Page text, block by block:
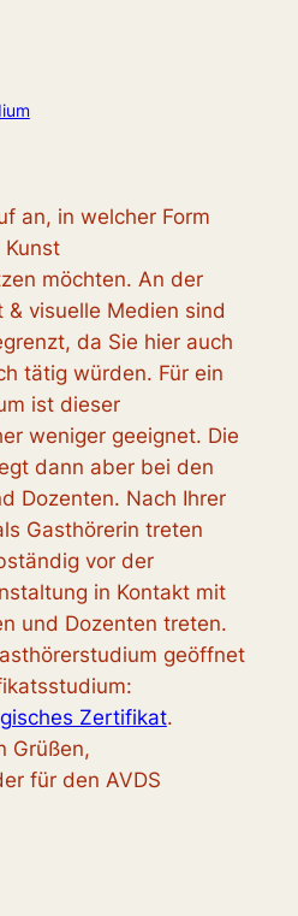
an, in welcher Form
möchten. An der
& visuelle Medien sind
da Sie hier auch
tätig würden. Für ein
ist dieser
weniger geeignet. Die
dann aber bei den
Dozenten. Nach Ihrer
Gasthörerin treten
vor der
in Kontakt mit
und Dozenten treten.
geöffnet
Zertifikat.
Grüßen,
für den AVDS